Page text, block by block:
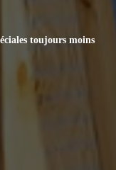
toujours moins